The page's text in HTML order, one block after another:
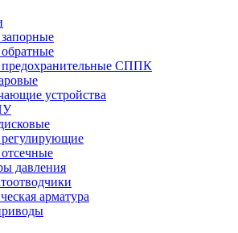
СППК
устройства
давления
арматура